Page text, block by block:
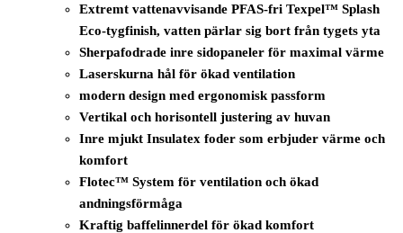
Extremt vattenavvisande PFAS-fri Texpel™ Splash
Eco-tygfinish, vatten pärlar sig bort från tygets yta
Sherpafodrade inre sidopaneler för maximal värme
Laserskurna hål för ökad ventilation
modern design med ergonomisk passform
Vertikal och horisontell justering av huvan
Inre mjukt Insulatex foder som erbjuder värme och
komfort
Flotec™ System för ventilation och ökad
andningsförmåga
Kraftig baffelinnerdel för ökad komfort